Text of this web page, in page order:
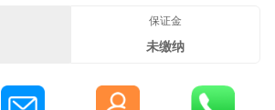
保证金
未缴纳